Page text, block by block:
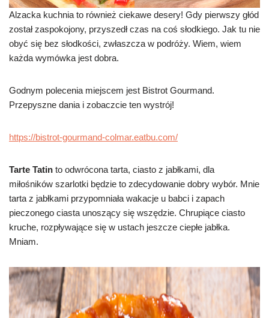
Alzacka kuchnia to również ciekawe desery! Gdy pierwszy głód
został zaspokojony, przyszedł czas na coś słodkiego. Jak tu nie
obyć się bez słodkości, zwłaszcza w podróży. Wiem, wiem
każda wymówka jest dobra.
Godnym polecenia miejscem jest Bistrot Gourmand.
Przepyszne dania i zobaczcie ten wystrój!
https://bistrot-gourmand-colmar.eatbu.com/
Tarte Tatin to odwrócona tarta, ciasto z jabłkami, dla
miłośników szarlotki będzie to zdecydowanie dobry wybór. Mnie
tarta z jabłkami przypomniała wakacje u babci i zapach
pieczonego ciasta unoszący się wszędzie. Chrupiące ciasto
kruche, rozpływające się w ustach jeszcze ciepłe jabłka.
Mniam.